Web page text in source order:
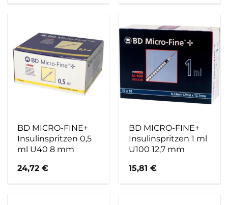
BD MICRO-FINE+
Insulinspritzen 0,5
ml U40 8 mm
24,72€
BD MICRO-FINE+
Insulinspritzen 1 ml
U100 12,7 mm
15,81€